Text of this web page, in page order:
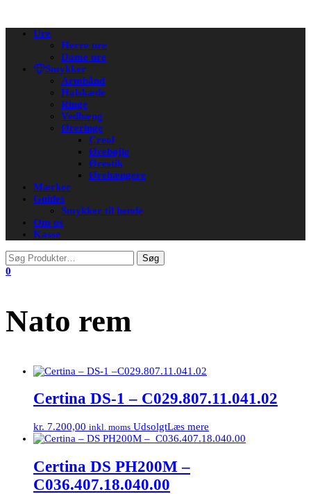
navigation
Ure
Herre ure
Dame ure
Smykker
Armbånd
Halskæde
Ringe
Vedhæng
Øreringe
Creol
Ørebøjle
Ørestik
Ørehængere
Mærker
Guides
Smykker til hende
Om os
Kasse
0
Nato rem
Certina DS-1 – C029.807.11.041.02
kr. 7.200,00 inkl. moms UdsolgtLæs mere
Certina DS PH200M –
C036.407.18.040.00